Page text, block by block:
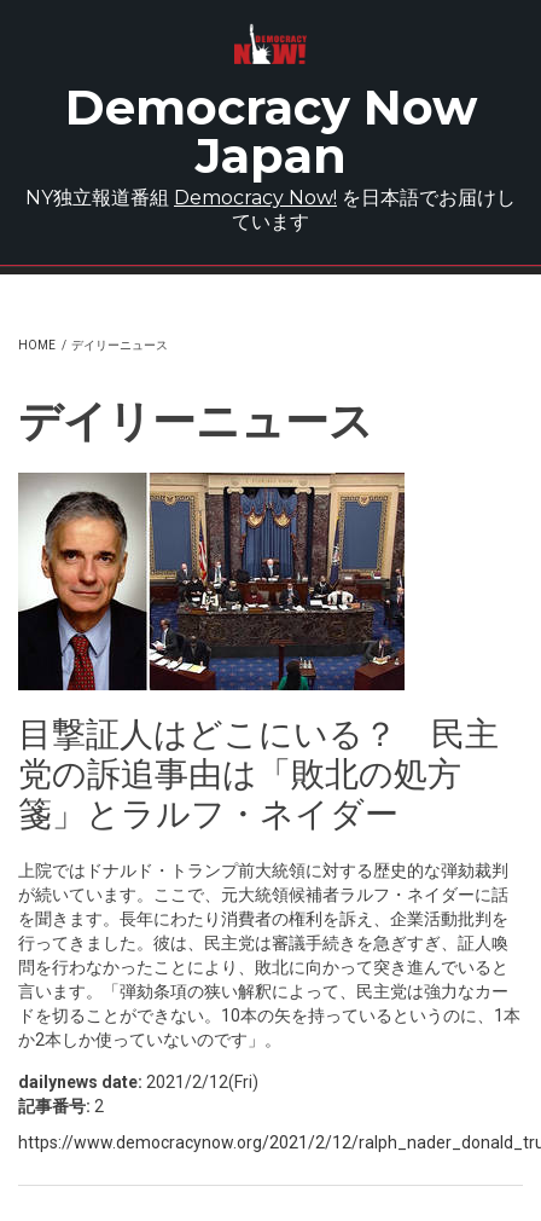
Democracy Now
Japan
NY独立報道番組 Democracy Now! を日本語でお届けし
ています
HOME / デイリーニュース
デイリーニュース
目撃証人はどこにいる？ 民主
党の訴追事由は「敗北の処方
箋」とラルフ・ネイダー
上院ではドナルド・トランプ前大統領に対する歴史的な弾劾裁判
が続いています。ここで、元大統領候補者ラルフ・ネイダーに話
を聞きます。長年にわたり消費者の権利を訴え、企業活動批判を
行ってきました。彼は、民主党は審議手続きを急ぎすぎ、証人喚
問を行わなかったことにより、敗北に向かって突き進んでいると
言います。「弾劾条項の狭い解釈によって、民主党は強力なカー
ドを切ることができない。10本の矢を持っているというのに、1本
か2本しか使っていないのです」。
dailynews date: 2021/2/12(Fri)
記事番号: 2
https://www.democracynow.org/2021/2/12/